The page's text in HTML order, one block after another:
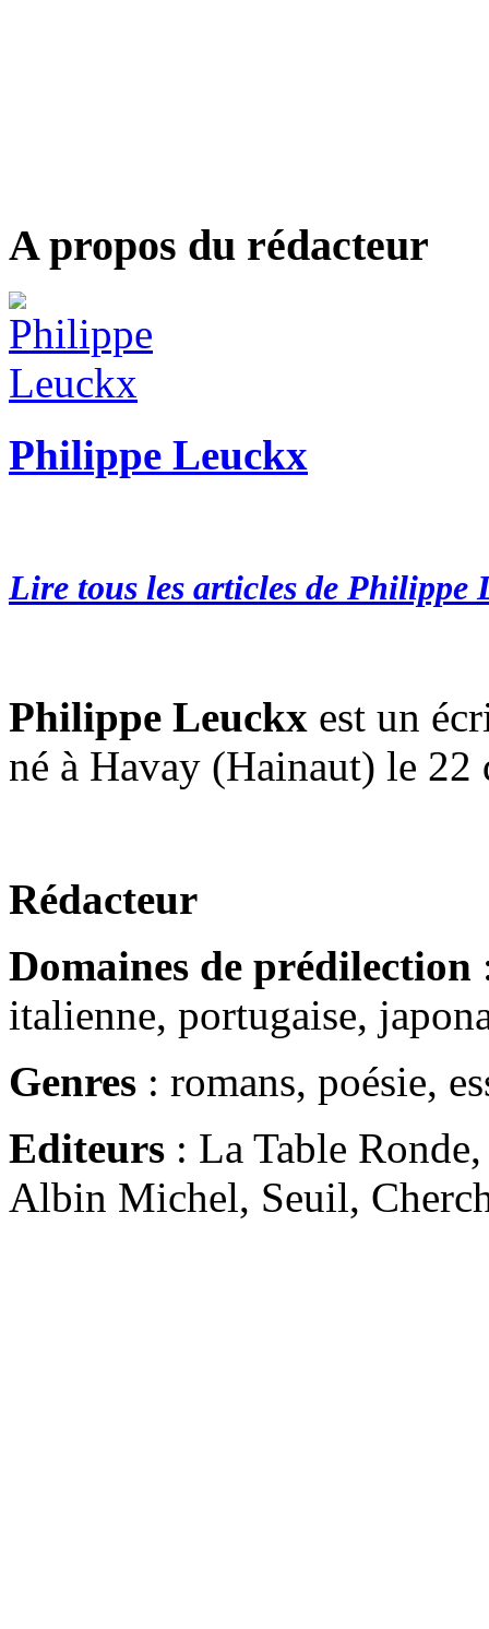
A propos du rédacteur
Philippe Leuckx
Lire tous les articles de Philippe
Philippe Leuckx est un
né à Havay (Hainaut) le 22
Rédacteur
Domaines de prédilection
italienne, portugaise,
Genres : romans, poésie,
Editeurs : La Table
Albin Michel, Seuil,